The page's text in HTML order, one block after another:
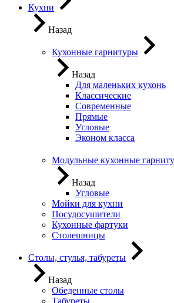
Кухни
Назад
Кухонные гарнитуры
Назад
Для маленьких кухонь
Классические
Современные
Прямые
Угловые
Эконом класса
Модульные кухонные
Назад
Угловые
Мойки для кухни
Посудосушители
Кухонные фартуки
Столешницы
Столы, стулья, табуреты
Назад
Обеденные столы
Табуреты